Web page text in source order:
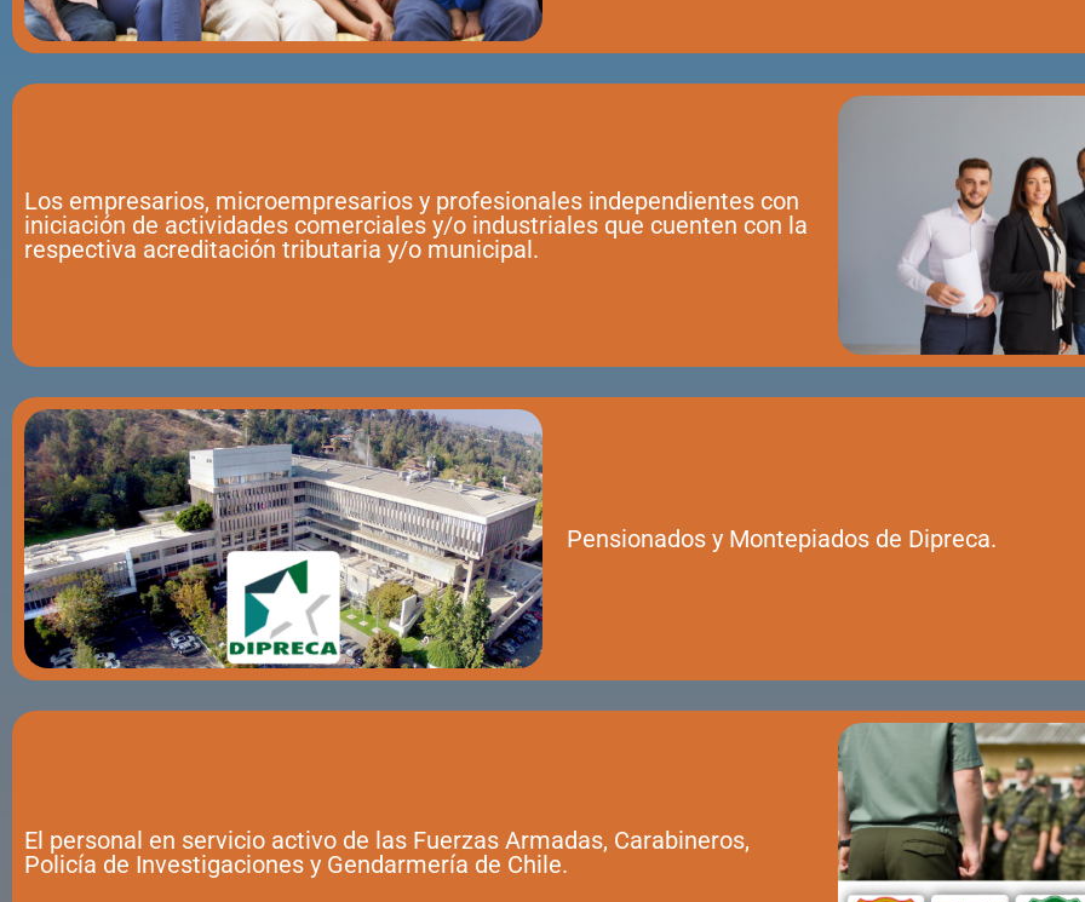
Los empresarios, microempresarios y profesionales independientes con
iniciación de actividades comerciales y/o industriales que cuenten con la
respectiva acreditación tributaria y/o municipal.
Pensionados y Montepiados de Dipreca.​
El personal en servicio activo de las Fuerzas Armadas, Carabineros,
Policía de Investigaciones y Gendarmería de Chile.